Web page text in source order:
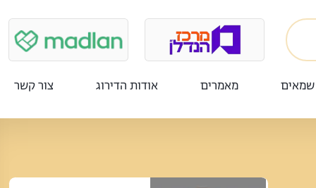
שמאים מאמרים אודות הדירוג צור קשר